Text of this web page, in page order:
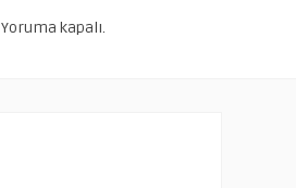
Yoruma kapalı.